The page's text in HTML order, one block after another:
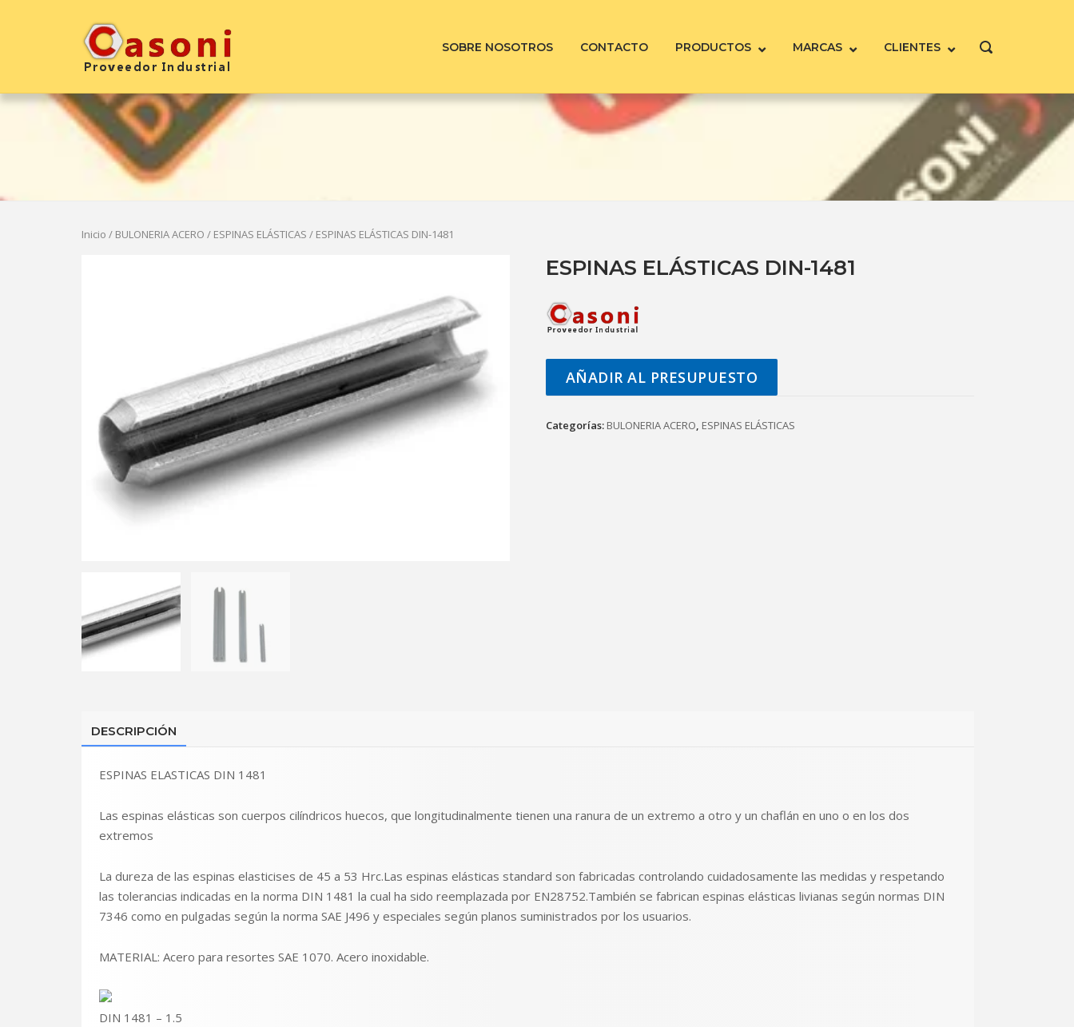
Inicio
SOBRE NOSOTROS CONTACTO PRODUCTOS MARCAS CLIENTES
ABRIR
BÚSQUEDA
Inicio / BULONERIA ACERO / ESPINAS ELÁSTICAS / ESPINAS ELÁSTICAS DIN-1481
ESPINAS ELÁSTICAS DIN-1481
AÑADIR AL PRESUPUESTO
Categorías: BULONERIA ACERO, ESPINAS ELÁSTICAS
DESCRIPCIÓN
ESPINAS ELASTICAS DIN 1481
Las espinas elásticas son cuerpos cilíndricos huecos, que longitudinalmente tienen una ranura de un extremo a otro y un chaflán en uno o en los dos
extremos
La dureza de las espinas elasticises de 45 a 53 Hrc.Las espinas elásticas standard son fabricadas controlando cuidadosamente las medidas y respetando
las tolerancias indicadas en la norma DIN 1481 la cual ha sido reemplazada por EN28752.También se fabrican espinas elásticas livianas según normas DIN
7346 como en pulgadas según la norma SAE J496 y especiales según planos suministrados por los usuarios.
MATERIAL: Acero para resortes SAE 1070. Acero inoxidable.
DIN 1481 – 1.5